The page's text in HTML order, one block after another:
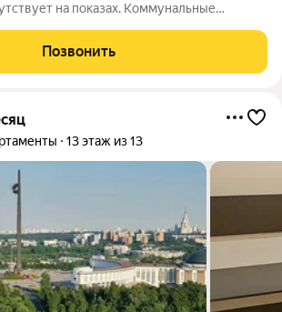
на показах. Коммунальные
проживания: можно с детьми, можно с
Позвонить
13 этаж из 13